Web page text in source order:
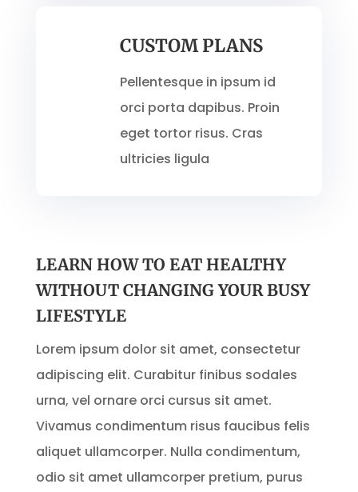
CUSTOM PLANS
Pellentesque in ipsum id
orci porta dapibus. Proin
eget tortor risus. Cras
ultricies ligula
LEARN HOW TO EAT HEALTHY
WITHOUT CHANGING YOUR BUSY
LIFESTYLE
Lorem ipsum dolor sit amet, consectetur
adipiscing elit. Curabitur finibus sodales
urna, vel ornare orci cursus sit amet.
Vivamus condimentum risus faucibus felis
aliquet ullamcorper. Nulla condimentum,
odio sit amet ullamcorper pretium, purus